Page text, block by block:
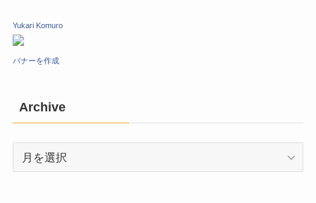
Yukari Komuro
バナーを作成
Archive
Archive